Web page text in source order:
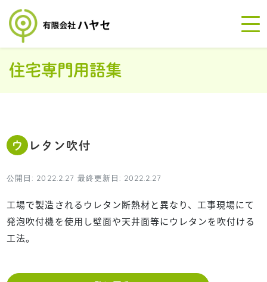
住宅専門用語集
ウレタン吹付
公開日: 2022.2.27 最終更新日: 2022.2.27
工場で製造されるウレタン断熱材と異なり、工事現場にて
発泡吹付機を使用し壁面や天井面等にウレタンを吹付ける
工法。